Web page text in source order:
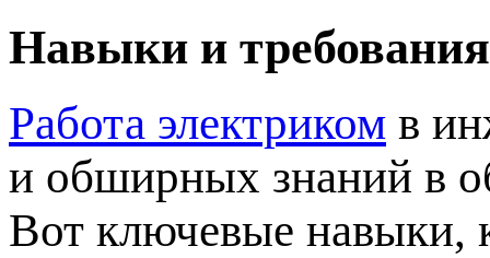
Навыки и
Работа электриком в
и обширных знаний в
Вот ключевые навыки,